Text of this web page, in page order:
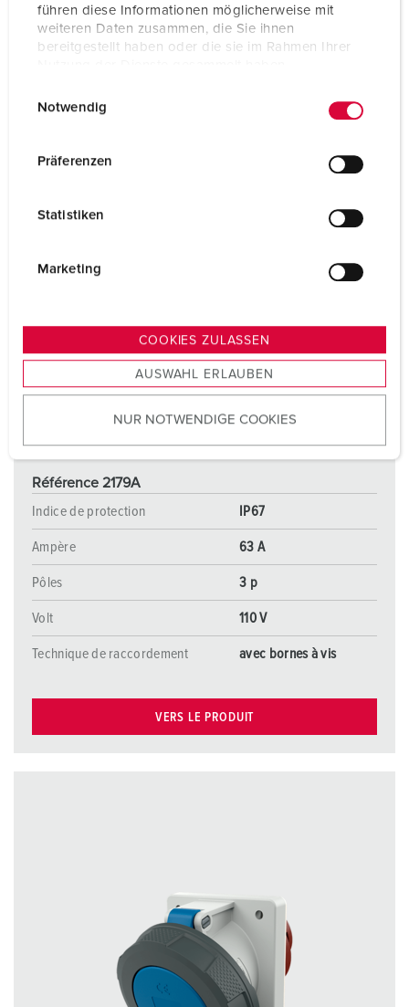
führen diese Informationen möglicherweise mit
weiteren Daten zusammen, die Sie ihnen
bereitgestellt haben oder die sie im Rahmen Ihrer
s
u
w
Notwendig
Präferenzen
Statistiken
Marketing
COOKIES ZULASSEN
AUSWAHL ERLAUBEN
NUR NOTWENDIGE COOKIES
Référence 2179A
Indice de protection
IP67
Ampère 63 A
Pôles 3 p
Volt 110 V
Technique de raccordement avec bornes à vis
VERS LE PRODUIT